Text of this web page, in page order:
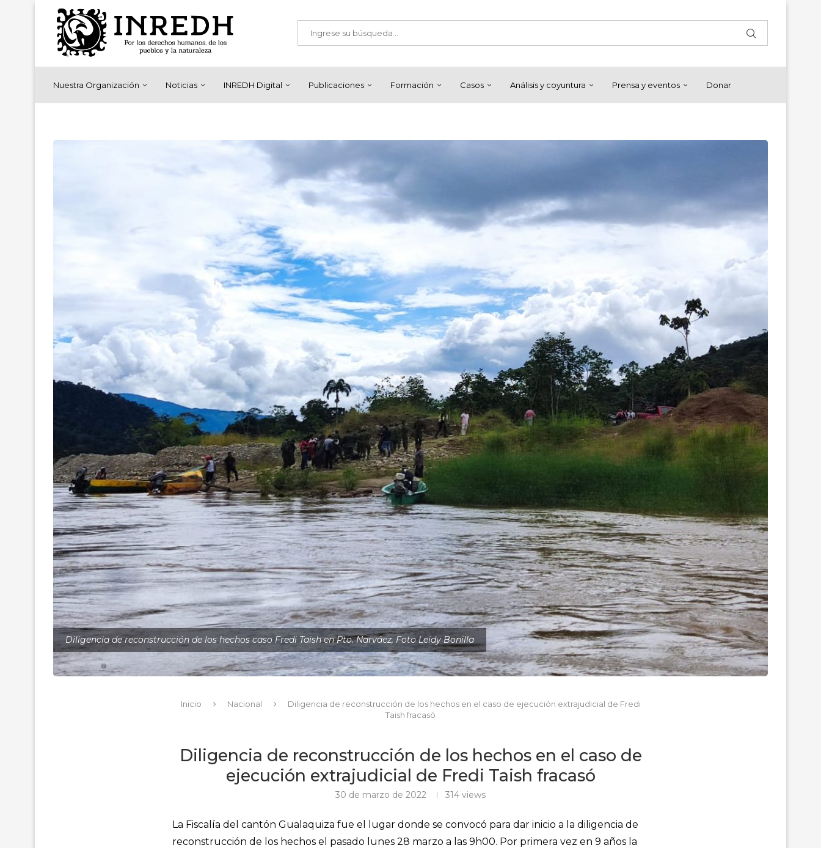
Nuestra Organización Noticias INREDH Digital Publicaciones Formación Casos Análisis y coyuntura Prensa y eventos Donar
Diligencia de reconstrucción de los hechos caso Fredi Taish en Pto. Narváez, Foto Leidy Bonilla
Inicio Nacional
Diligencia de reconstrucción de los hechos en el caso de ejecución extrajudicial de Fredi
Taish fracasó
Diligencia de reconstrucción de los hechos en el caso de
ejecución extrajudicial de Fredi Taish fracasó
30 de marzo de 2022 314 views
La Fiscalía del cantón Gualaquiza fue el lugar donde se convocó para dar inicio a la diligencia de
reconstrucción de los hechos el pasado lunes 28 marzo a las 9h00. Por primera vez en 9 años la